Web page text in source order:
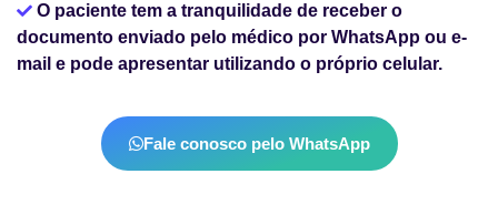
O paciente tem a tranquilidade de receber o
documento enviado pelo médico por WhatsApp ou e-
mail e pode apresentar utilizando o próprio celular.
Fale conosco pelo WhatsApp